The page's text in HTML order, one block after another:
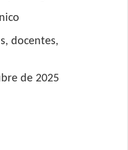
docentes,
de 2025